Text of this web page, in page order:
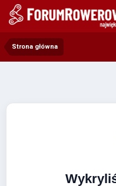
Strona główna